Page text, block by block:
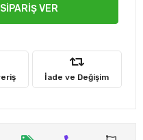
VER
İade ve Değişim